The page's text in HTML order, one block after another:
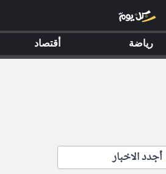
أجدد الاخبار
رياضة أقتصاد